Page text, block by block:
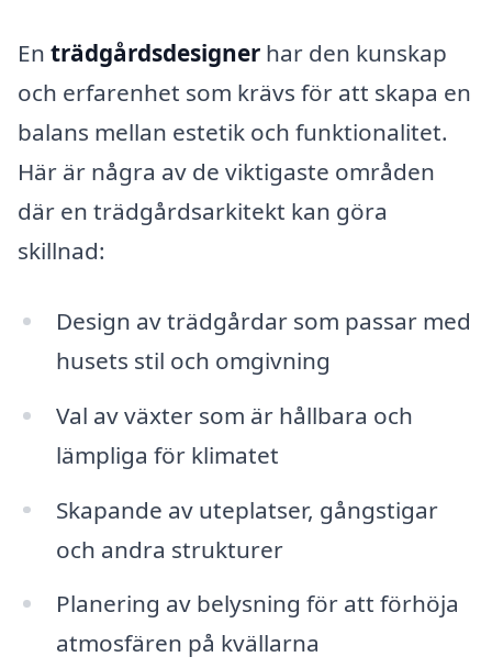
En trädgårdsdesigner har den kunskap
och erfarenhet som krävs för att skapa en
balans mellan estetik och funktionalitet.
Här är några av de viktigaste områden
där en trädgårdsarkitekt kan göra
skillnad:
Design av trädgårdar som passar med
husets stil och omgivning
Val av växter som är hållbara och
lämpliga för klimatet
Skapande av uteplatser, gångstigar
och andra strukturer
Planering av belysning för att förhöja
atmosfären på kvällarna